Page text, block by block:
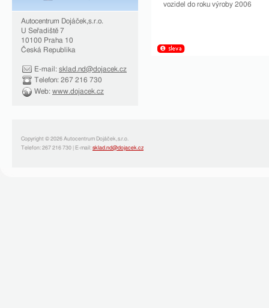
Autocentrum Dojáček,s.r.o.
U Seřadiště 7
10100 Praha 10
Česká Republika
E-mail: sklad.nd@dojacek.cz
Telefon: 267 216 730
Web: www.dojacek.cz
vozidel do roku výroby 2006
Copyright © 2026 Autocentrum Dojáček,s.r.o.
Telefon: 267 216 730 | E-mail: sklad.nd@dojacek.cz